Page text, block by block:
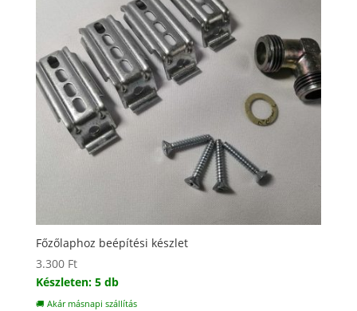
Főzőlaphoz beépítési készlet
3.300 Ft
Készleten: 5 db
🚚 Akár másnapi szállítás